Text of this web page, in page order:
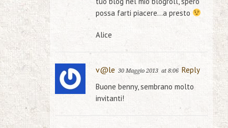
possa farti piacere…a presto
Alice
v@le 30 Maggio 2013 at 8:06 Reply
Buone benny, sembrano molto
invitanti!